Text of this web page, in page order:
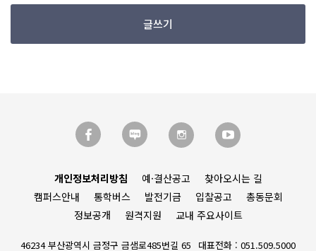
글쓰기
개인정보처리방침 예·결산공고
찾아오시는 길
캠퍼스안내
통학버스 발전기금 입찰공고
총동문회
정보공개
원격지원 교내 주요사이트
46234 부산광역시 금정구 금샘로485번길 65 대표전화 : 051.509.5000